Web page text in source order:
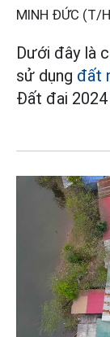
MINH ĐỨC (T/
Dưới đây là
sử dụng đất
Đất đai 2024